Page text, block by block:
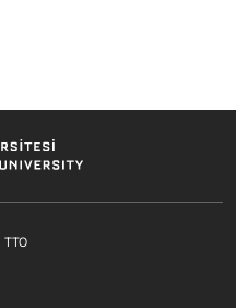
Footer menu 2
TTO